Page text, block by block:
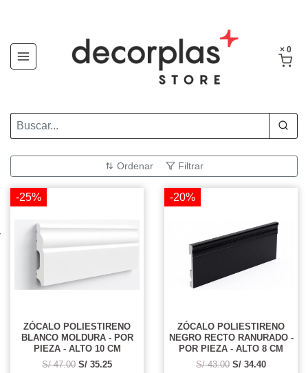
× 0
Ordenar Filtrar
-25%
ZÓCALO POLIESTIRENO
BLANCO MOLDURA - POR
PIEZA - ALTO 10 CM
S/ 47.00 S/ 35.25
-20%
ZÓCALO POLIESTIRENO
NEGRO RECTO RANURADO -
POR PIEZA - ALTO 8 CM
S/ 43.00 S/ 34.40